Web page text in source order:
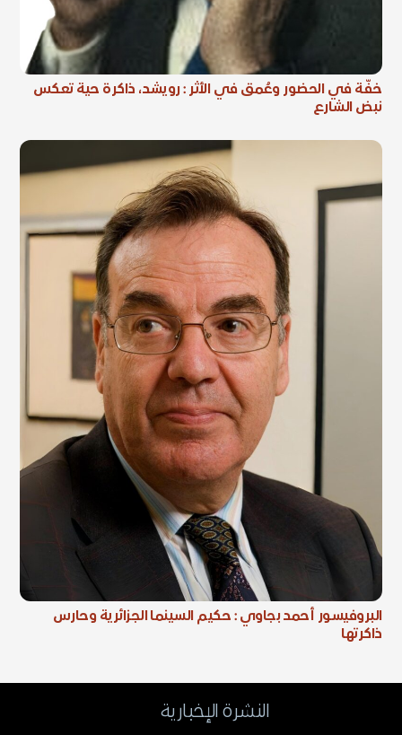
خفّة في الحضور وعُمق في الأثر : رويشد، ذاكرة حية تعكس
نبض الشارع
البروفيسور أحمد بجاوي : حكيم السينما الجزائرية وحارس
ذاكرتها
النشرة الإخبارية